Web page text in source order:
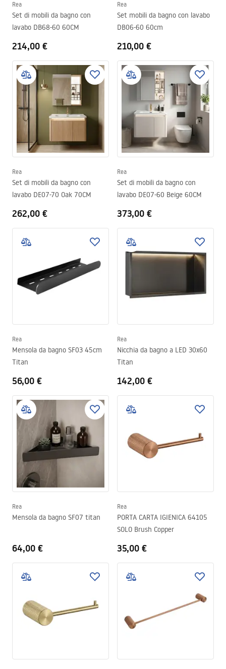
Rea
Set di mobili da bagno con
lavabo DB68-60 60CM
214,00 €
Rea
Set mobili da bagno con lavabo
DB06-60 60cm
210,00 €
Rea
Set di mobili da bagno con
lavabo DE07-70 Oak 70CM
262,00 €
Rea
Set di mobili da bagno con
lavabo DE07-60 Beige 60CM
373,00 €
Rea
Mensola da bagno SF03 45cm
Titan
56,00 €
Rea
Nicchia da bagno a LED 30x60
Titan
142,00 €
Rea
Mensola da bagno SF07 titan
64,00 €
Rea
PORTA CARTA IGIENICA 64105
SOLO Brush Copper
35,00 €